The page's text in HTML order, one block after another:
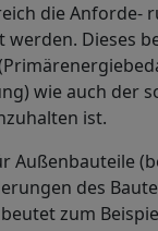
die Anforde-
werden. Dieses
wie auch der
ist.
Außenbauteile
des
zum